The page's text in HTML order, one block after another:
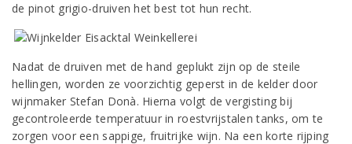
de pinot grigio-druiven het best tot hun recht.
Nadat de druiven met de hand geplukt zijn op de steile
hellingen, worden ze voorzichtig geperst in de kelder door
wijnmaker Stefan Donà. Hierna volgt de vergisting bij
gecontroleerde temperatuur in roestvrijstalen tanks, om te
zorgen voor een sappige, fruitrijke wijn. Na een korte rijping